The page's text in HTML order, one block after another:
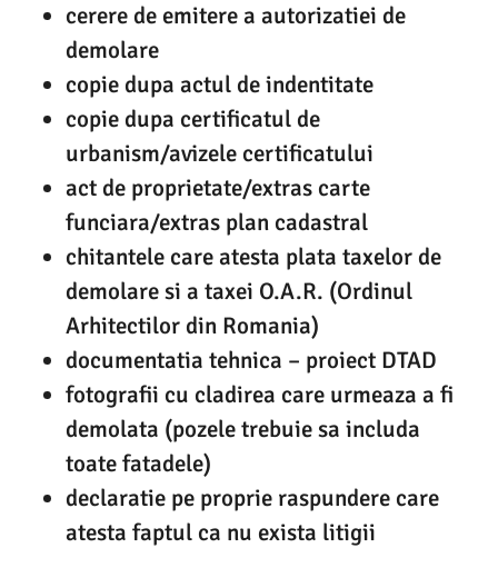
cerere de emitere a autorizatiei de
demolare
copie dupa actul de indentitate
copie dupa certificatul de
urbanism/avizele certificatului
act de proprietate/extras carte
funciara/extras plan cadastral
chitantele care atesta plata taxelor de
demolare si a taxei O.A.R. (Ordinul
Arhitectilor din Romania)
documentatia tehnica – proiect DTAD
fotografii cu cladirea care urmeaza a fi
demolata (pozele trebuie sa includa
toate fatadele)
declaratie pe proprie raspundere care
atesta faptul ca nu exista litigii